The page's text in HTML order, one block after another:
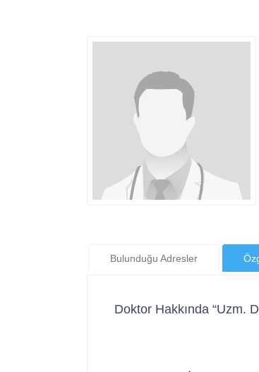
Bulunduğu Adresler
Doktor Hakkında “Uzm.